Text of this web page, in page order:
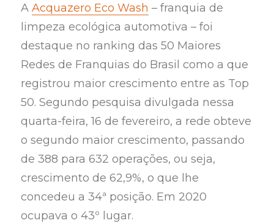
AAcquazero Eco Wash – franquia de
limpeza ecológica automotiva – foi
destaque no ranking das 50 Maiores
Redes de Franquias do Brasil como a que
registrou maior crescimento entre as Top
50. Segundo pesquisa divulgada nessa
quarta-feira, 16 de fevereiro, a rede obteve
o segundo maior crescimento, passando
de 388 para 632 operações, ou seja,
crescimento de 62,9%, o que lhe
concedeu a 34ª posição. Em 2020
ocupava o 43º lugar.